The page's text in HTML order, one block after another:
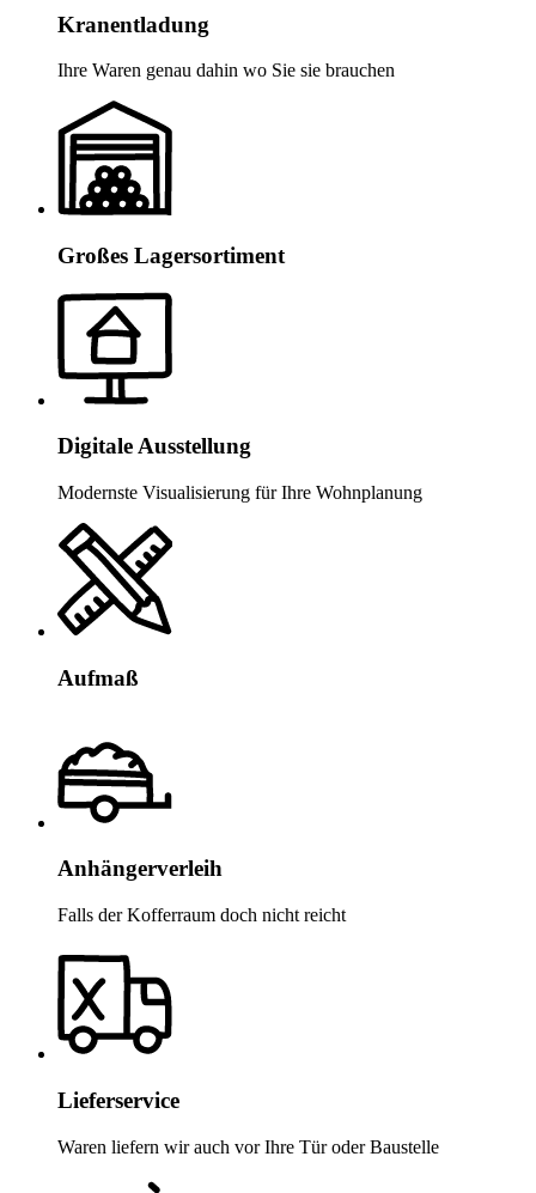
Kranentladung
Ihre Waren genau dahin wo Sie sie brauchen
Großes Lagersortiment
Digitale Ausstellung
Modernste Visualisierung für Ihre Wohnplanung
Aufmaß
Anhängerverleih
Falls der Kofferraum doch nicht reicht
Lieferservice
Waren liefern wir auch vor Ihre Tür oder Baustelle